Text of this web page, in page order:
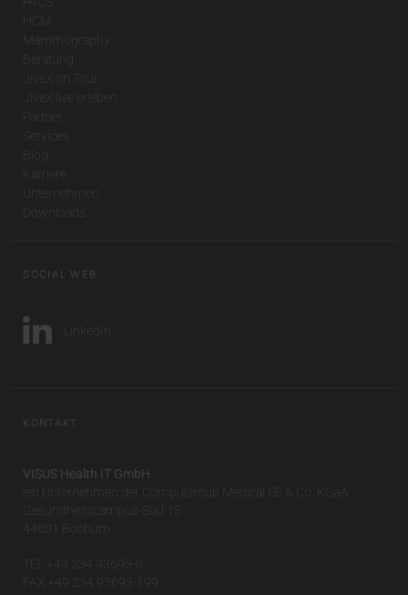
HCM
Mammography
Beratung
JiveX on Tour
JiveX live erleben
Partner
Services
Blog
Karriere
Unternehmen
Downloads
SOCIAL WEB
LinkedIn
KONTAKT
VISUS Health IT GmbH
ein Unternehmen der CompuGroup Medical SE & Co. KGaA
Gesundheitscampus-Süd 15
44801 Bochum
TEL +49 234 93693-0
FAX +49 234 93693-199